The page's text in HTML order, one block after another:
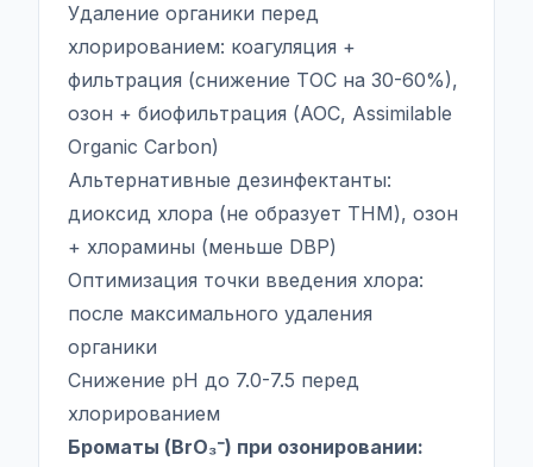
Удаление органики перед
хлорированием: коагуляция +
фильтрация (снижение TOC на 30-60%),
озон + биофильтрация (AOC, Assimilable
Organic Carbon)
Альтернативные дезинфектанты:
диоксид хлора (не образует THM), озон
+ хлорамины (меньше DBP)
Оптимизация точки введения хлора:
после максимального удаления
органики
Снижение pH до 7.0-7.5 перед
хлорированием
Броматы (BrO₃⁻) при озонировании: